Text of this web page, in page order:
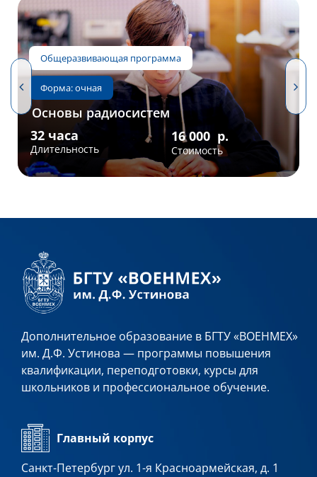
Основы радиосистем
Дополнительное образование в БГТУ «ВОЕНМЕХ»
им. Д.Ф. Устинова — программы повышения
квалификации, переподготовки, курсы для
школьников и профессиональное обучение.
Главный корпус
Санкт-Петербург ул. 1-я Красноармейская, д. 1